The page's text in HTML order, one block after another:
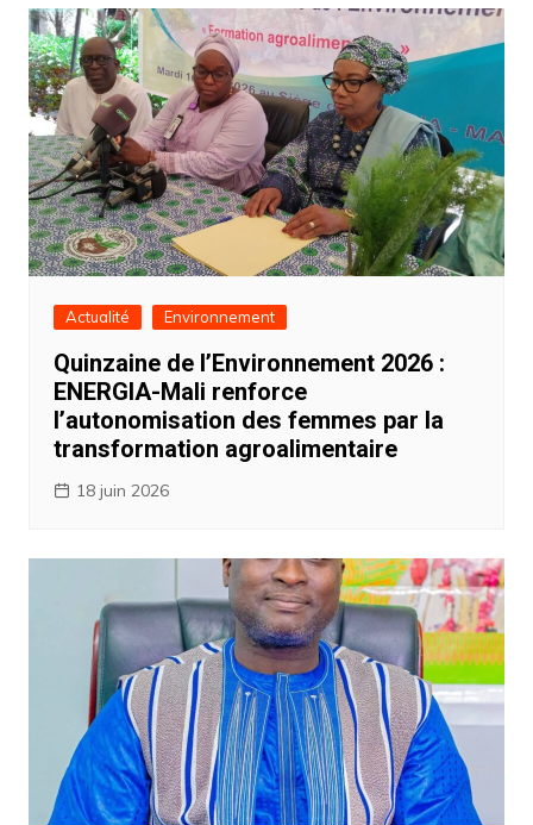
Actualité Environnement
Quinzaine de l’Environnement 2026 :
ENERGIA-Mali renforce
l’autonomisation des femmes par la
transformation agroalimentaire
18 juin 2026